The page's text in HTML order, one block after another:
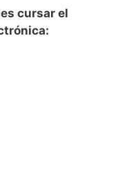
cursar el